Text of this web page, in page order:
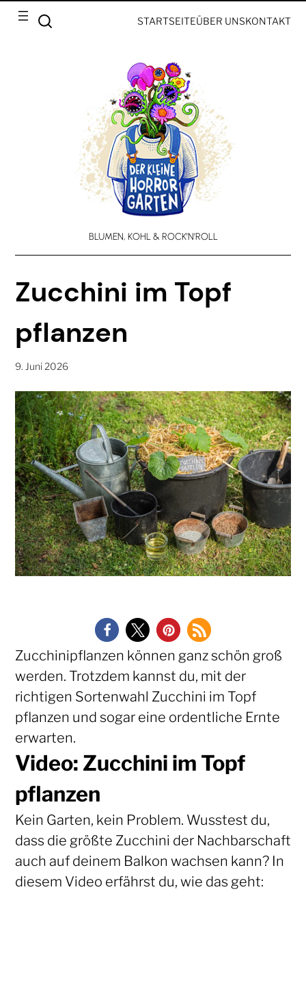
STARTSEITEÜBER UNSKONTAKT
BLUMEN, KOHL & ROCK’N’ROLL
Zucchini im Topf
pflanzen
9. Juni 2026
Zucchinipflanzen können ganz schön groß
werden. Trotzdem kannst du, mit der
richtigen Sortenwahl Zucchini im Topf
pflanzen und sogar eine ordentliche Ernte
erwarten.
Video: Zucchini im Topf
pflanzen
Kein Garten, kein Problem. Wusstest du,
dass die größte Zucchini der Nachbarschaft
auch auf deinem Balkon wachsen kann? In
diesem Video erfährst du, wie das geht: